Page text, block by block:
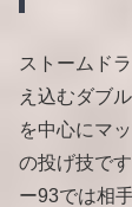
ストームド
え込むダブ
を中心にマ
の投げ技で
ー93では相